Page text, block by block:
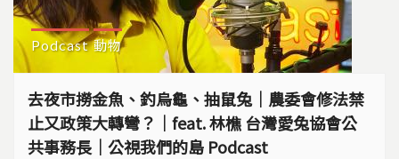
Podcast 動物
去夜市撈金魚、釣烏龜、抽鼠兔｜農委會修法禁
止又政策大轉彎？｜feat. 林樵 台灣愛兔協會公
共事務長｜公視我們的島 Podcast